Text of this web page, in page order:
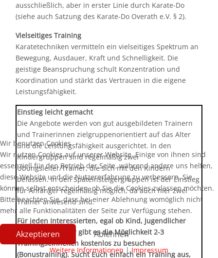
ausschließlich, aber in erster Linie durch Karate-Do
(siehe auch Satzung des Karate-Do Overath e.V. § 2).
Vielseitiges Training
Karatetechniken vermitteln ein vielseitiges Spektrum an
Bewegung, Ausdauer, Kraft und Schnelligkeit. Die
geistige Beanspruchung schult Konzentration und
Koordination und stärkt das Vertrauen in die eigene
Leistungsfähigkeit.
Einstieg leicht gemacht
Die Angebote werden von gut ausgebildeten Trainern
und Trainerinnen zielgruppenorientiert auf das Alter
und die Leistungsfähigkeit ausgerichtet. In den
Kindergruppen sind regelmäßig zwei
Übungsleiter/Trainer, die sich mit den Kindern
befassen. In den Späteinsteigergruppen ist der Einstieg
für Anfänger regelmäßig möglich, da auch hier zwei
Trainer anwesend sind.
Für jeden Interessierten, egal ob Kind, Jugendlicher
oder Erwachsener gibt es die Möglichkeit 2-3
Trainingseinheiten kostenlos zu besuchen
(Bonustraining). Sucht Euch einfach ein Training aus,
Wir benutzen Cookies
Wir nutzen Cookies auf unserer Website. Einige von ihnen sind
essenziell für den Betrieb der Seite, während andere uns helfen,
diese Website und die Nutzererfahrung zu verbessern. Sie
können selbst entscheiden, ob Sie die Cookies zulassen möchten.
Bitte beachten Sie, dass bei einer Ablehnung womöglich nicht
mehr alle Funktionalitäten der Seite zur Verfügung stehen.
Akzeptieren Ablehnen
Weitere Informationen |Impressum